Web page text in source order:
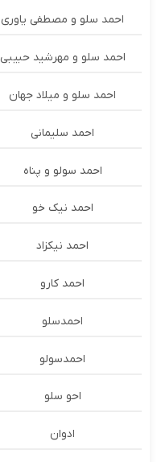
احمد سلو و مصطفی یاوری
احمد سلو و مهرشید حبیبی
احمد سلو و میلاد جهان
احمد سلیمانی
احمد سولو و پناه
احمد نیک خو
احمد نیکزاد
احمد کارو
احمدسلو
احمدسولو
احو سلو
ادوان